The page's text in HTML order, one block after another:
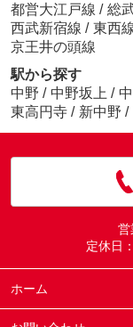
都営大江戸線 / 総
西武新宿線 / 東西
京王井の頭線
駅から探す
中野 / 中野坂上 /
東高円寺 / 新中野 /
営
定休日：
ホーム